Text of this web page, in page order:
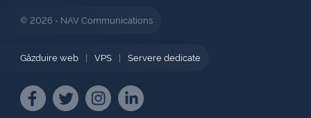
© 2026 - NAV Communications
Găzduire web VPS Servere dedicate